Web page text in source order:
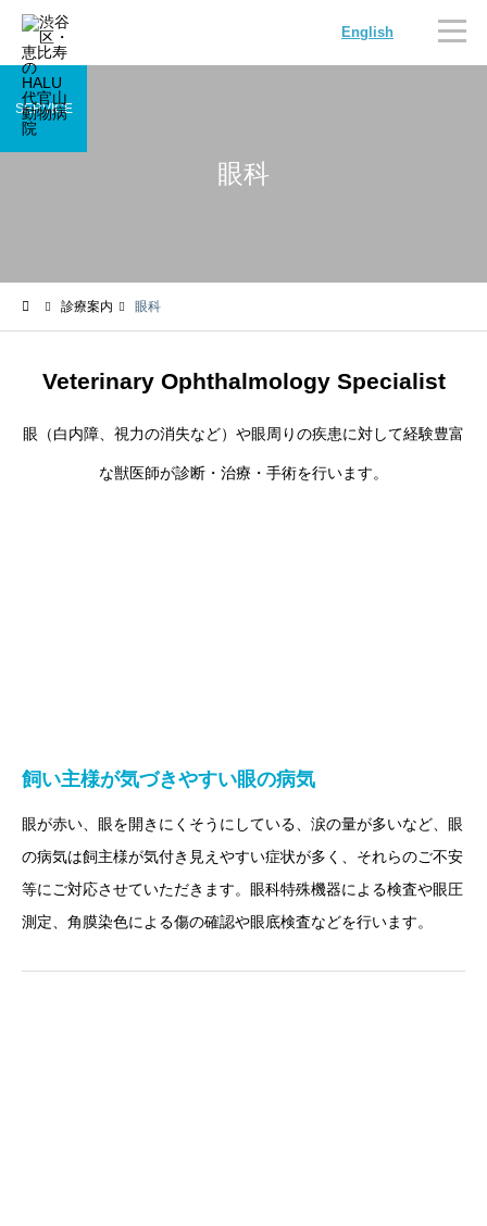
English
腫瘍科 脳神経科
眼科
SERVICE
診療案内 眼科
Veterinary Ophthalmology Specialist
眼（白内障、視力の消失など）や眼周りの疾患に対して経験豊富
な獣医師が診断・治療・手術を行います。
飼い主様が気づきやすい眼の病気
眼が赤い、眼を開きにくそうにしている、涙の量が多いなど、眼
の病気は飼主様が気付き見えやすい症状が多く、それらのご不安
等にご対応させていただきます。眼科特殊機器による検査や眼圧
測定、角膜染色による傷の確認や眼底検査などを行います。